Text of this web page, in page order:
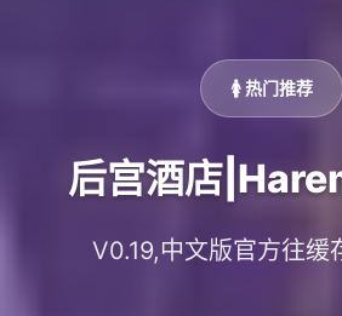
🚺 热门推荐
后宫酒店
V0.19,中文版官方往缓